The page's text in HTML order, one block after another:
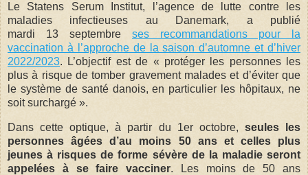
Le Statens Serum Institut, l’agence de lutte contre les
maladies infectieuses au Danemark, a publié
mardi 13 septembre
ses recommandations pour la
vaccination à l’approche de la saison d’automne et d’hiver
2022/2023. L’objectif est de « protéger les personnes les
plus à risque de tomber gravement malades et d’éviter que
le système de santé danois, en particulier les hôpitaux, ne
soit surchargé ».
Dans cette optique, à partir du 1er octobre, seules les
personnes âgées d’au moins 50 ans et celles plus
jeunes à risques de forme sévère de la maladie seront
appelées à se faire vacciner. Les moins de 50 ans